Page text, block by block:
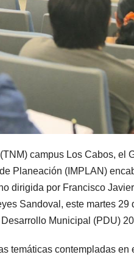
campus Los Cabos, el
Planeación (IMPLAN)
dirigida por Francisco
Sandoval, este martes 29
Municipal (PDU)
temáticas contempladas en